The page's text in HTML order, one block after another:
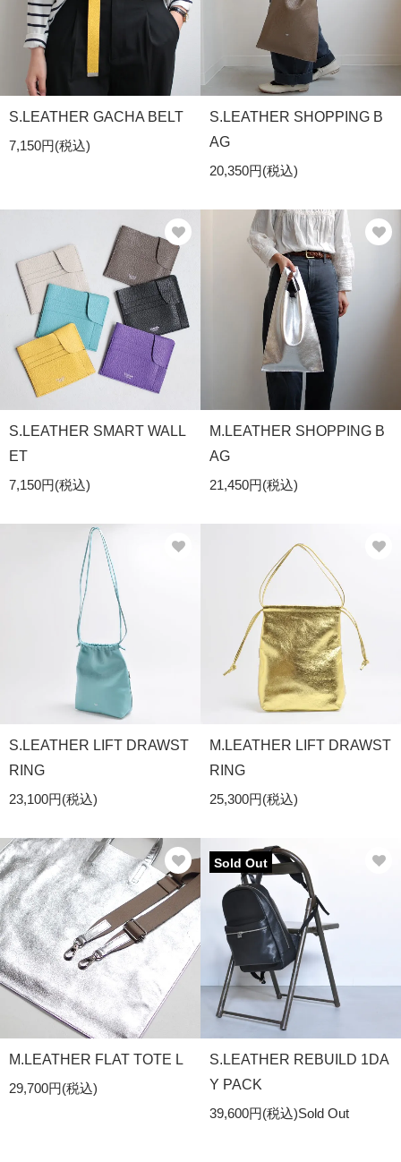
S.LEATHER GACHA BELT
7,150円(税込)
S.LEATHER SHOPPING B
AG
20,350円(税込)
S.LEATHER SMART WALL
ET
7,150円(税込)
M.LEATHER SHOPPING B
AG
21,450円(税込)
S.LEATHER LIFT DRAWST
RING
23,100円(税込)
M.LEATHER LIFT DRAWST
RING
25,300円(税込)
M.LEATHER FLAT TOTE L
29,700円(税込)
Sold Out
S.LEATHER REBUILD 1DA
Y PACK
39,600円(税込)Sold Out